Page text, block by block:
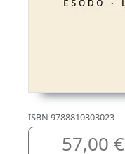
ISBN 9788810303023
57,00 €